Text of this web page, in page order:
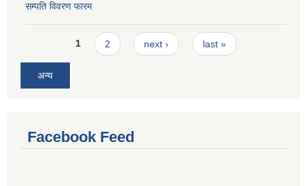
सम्पति विवरण फारम
Pages1 2 next › last »
अन्य
Facebook Feed